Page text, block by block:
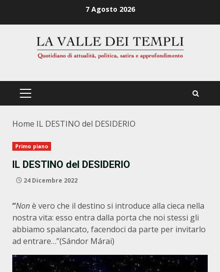
7 Agosto 2026
PRIMÄRES
Home IL DESTINO del DESIDERIO
Primo piano
IL DESTINO del DESIDERIO
24 Dicembre 2022
“Nonè vero che il destino si introduce alla cieca nella
nostra vita: esso entra dalla porta che noi stessi gli
abbiamo spalancato, facendoci da parte per invitarlo
ad entrare…”(Sándor Márai)